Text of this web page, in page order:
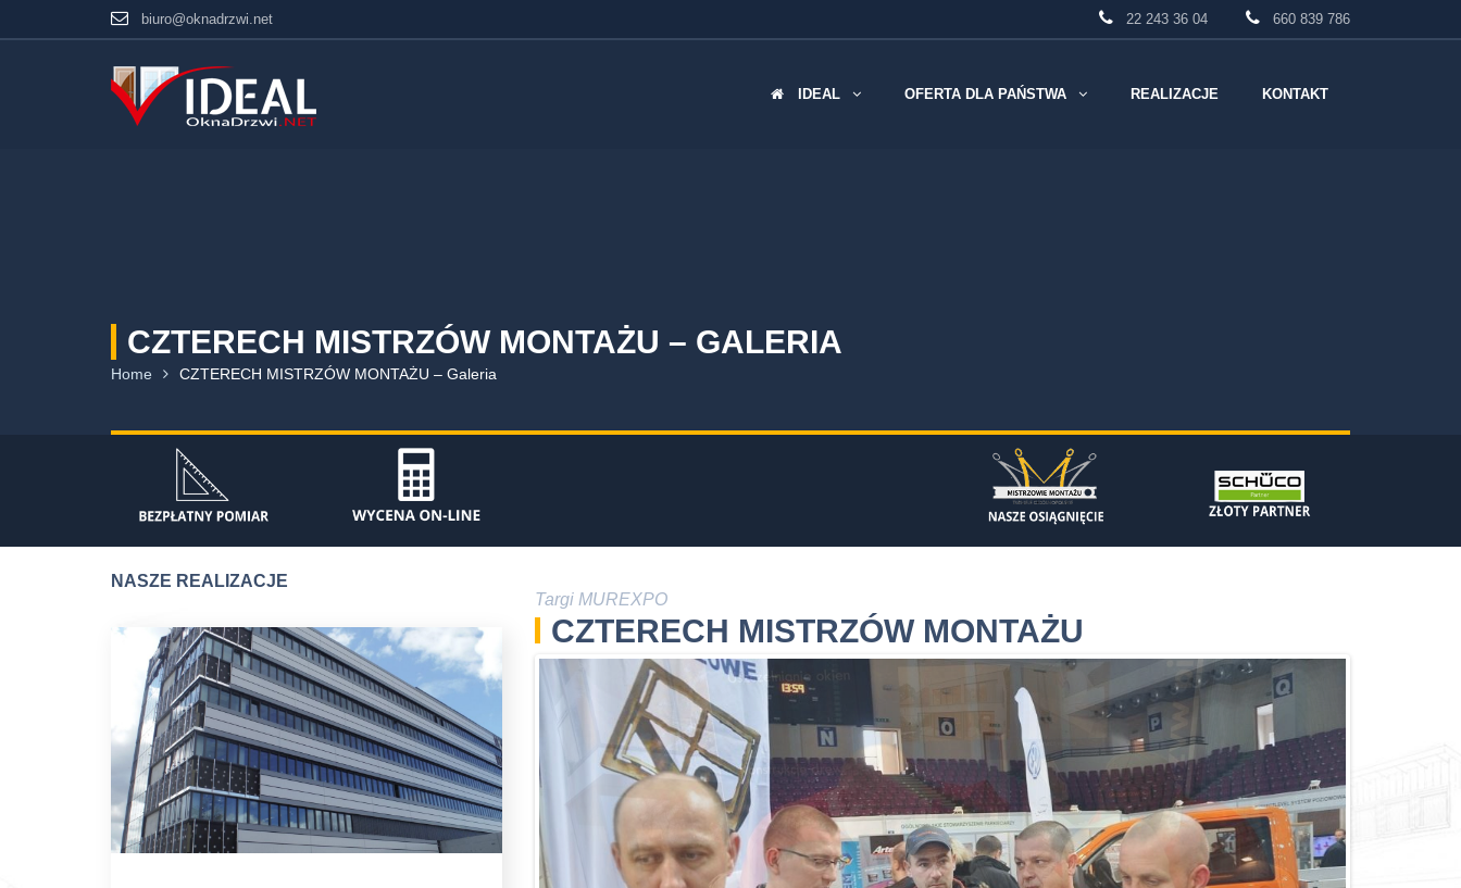
biuro@oknadrzwi.net 22 243 36 04 660 839 786
IDEAL OFERTA DLA PAŃSTWA
Wyprzedaż
Parapety
Drzwi Wewnętrzne
Okna Drewniane
Okna Aluminiowe
Rolety Zewnętrzne
REALIZACJE KONTAKT
CZTERECH MISTRZÓW MONTAŻU – GALERIA
Home CZTERECH MISTRZÓW MONTAŻU – Galeria
Targi MUREXPO
CZTERECH MISTRZÓW MONTAŻU
NASZE REALIZACJE